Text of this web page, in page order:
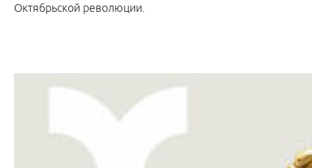
Октябрьской революции.